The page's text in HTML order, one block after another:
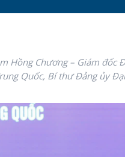
Hồng Chương – Giám đốc
Quốc, Bí thư Đảng ủy Đại